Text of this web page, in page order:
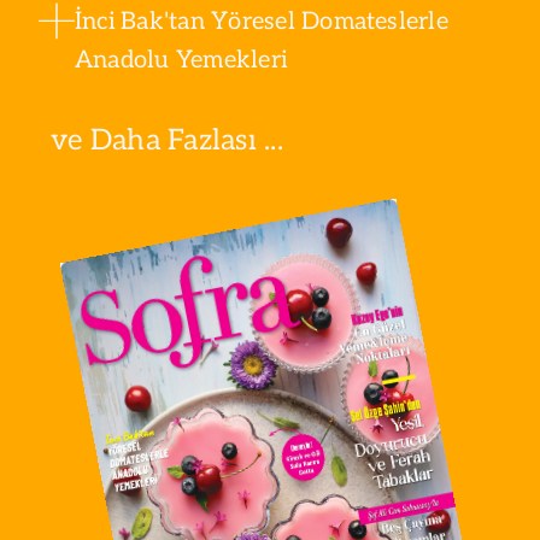
İnci Bak'tan Yöresel Domateslerle
Anadolu Yemekleri
ve Daha Fazlası ...